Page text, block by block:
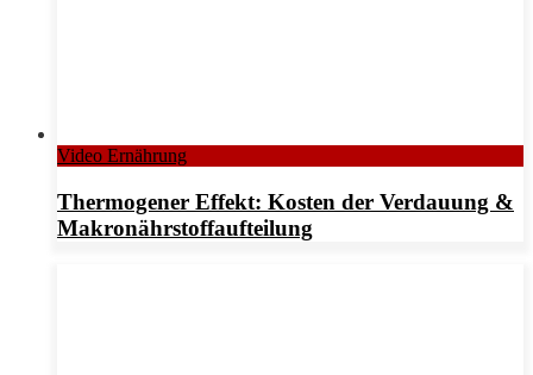
Video Ernährung
Thermogener Effekt: Kosten der Verdauung &
Makronährstoffaufteilung